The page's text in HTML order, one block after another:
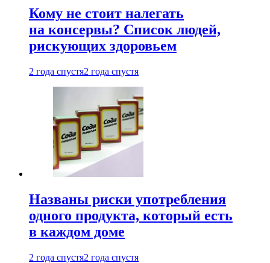
Кому не стоит налегать
на консервы? Список людей,
рискующих здоровьем
2 года спустя2 года спустя
Названы риски употребления
одного продукта, который есть
в каждом доме
2 года спустя2 года спустя